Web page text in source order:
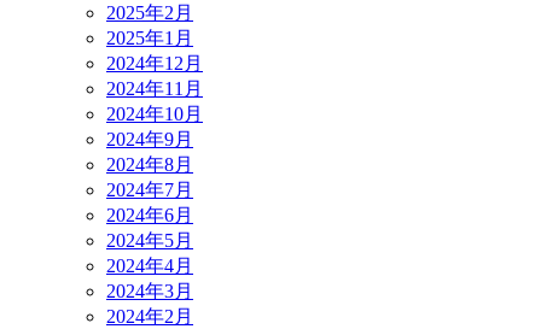
2025年2月
2025年1月
2024年12月
2024年11月
2024年10月
2024年9月
2024年8月
2024年7月
2024年6月
2024年5月
2024年4月
2024年3月
2024年2月